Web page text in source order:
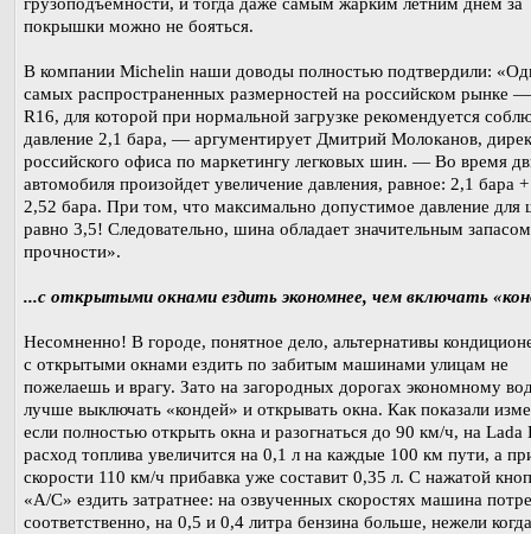
грузоподъёмности, и тогда даже самым жарким летним днём за
покрышки можно не бояться.
В компании Michelin наши доводы полностью подтвердили:
самых распространенных размерностей на российском рынке
R16, для которой при нормальной загрузке рекомендуется
давление 2,1 бара, — аргументирует Дмитрий Молоканов,
российского офиса по маркетингу легковых шин. — Во время
автомобиля произойдет увеличение давления, равное: 2,1 бара
2,52 бара. При том, что максимально допустимое давление
равно 3,5! Следовательно, шина обладает значительным запасом
прочности».
...с открытыми окнами ездить экономнее, чем включать
Несомненно! В городе, понятное дело, альтернативы
с открытыми окнами ездить по забитым машинами улицам не
пожелаешь и врагу. Зато на загородных дорогах экономному
лучше выключать «кондей» и открывать окна. Как показали
если полностью открыть окна и разогнаться до 90 км/ч, на Lada
расход топлива увеличится на 0,1 л на каждые 100 км пути, а
скорости 110 км/ч прибавка уже составит 0,35 л. С нажатой
«А/C» ездить затратнее: на озвученных скоростях машина
соответственно, на 0,5 и 0,4 литра бензина больше, нежели